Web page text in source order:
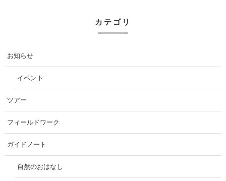
カテゴリ
お知らせ
イベント
ツアー
フィールドワーク
ガイドノート
自然のおはなし